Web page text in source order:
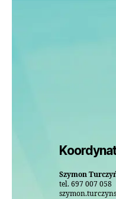
Szymon
tel. 697 007 058